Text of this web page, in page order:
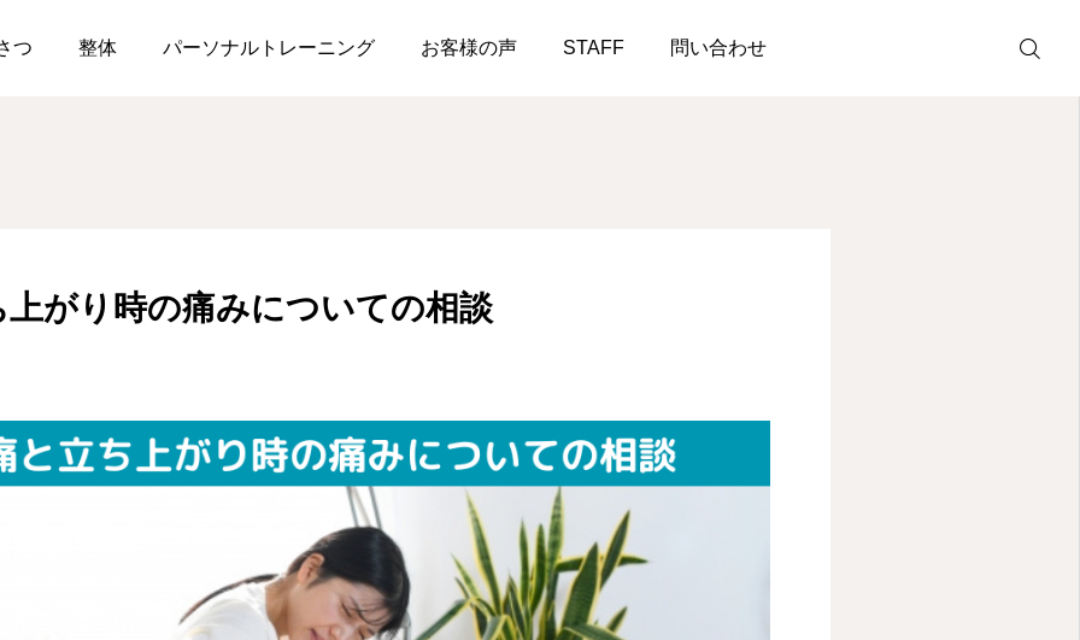
つ 整体 パーソナルトレーニング お客様の声 STAFF 問い合わせ
腰痛と立ち上がり時の痛みについての相談
がり時の痛みについての相談